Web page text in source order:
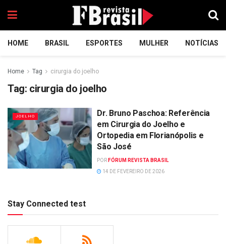
HOME BRASIL ESPORTES MULHER NOTÍCIAS
Home Tag cirurgia do joelho
Tag: cirurgia do joelho
JOELHO
Dr. Bruno Paschoa: Referência
em Cirurgia do Joelho e
Ortopedia em Florianópolis e
São José
POR FÓRUM REVISTA BRASIL
14 DE FEVEREIRO DE 2026
Stay Connected test